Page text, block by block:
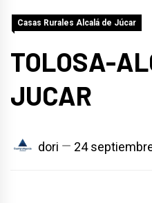
Casas Rurales Alcalá de Júcar
TOLOSA-
JUCAR
dori 24